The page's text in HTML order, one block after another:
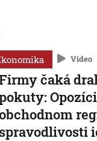
Video
čaká
spravodlivosti